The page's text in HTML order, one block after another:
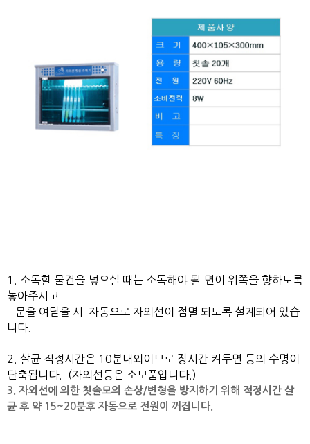
1. 소독할 물건을 넣으실 때는 소독해야 될 면이 위쪽을 향하도록
놓아주시고
문을 여닫을 시 자동으로 자외선이 점멸 되도록 설계되어 있습
니다.
2. 살균 적정시간은 10분내외이므로 장시간 켜두면 등의 수명이
단축됩니다. (자외선등은 소모품입니다.)
3. 자외선에 의한 칫솔모의 손상/변형을 방지하기 위해 적정시간 살
균 후 약 15~20분후 자동으로 전원이 꺼집니다.